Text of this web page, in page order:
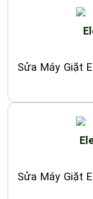
Sửa Máy Giặt
Sửa Máy Giặt